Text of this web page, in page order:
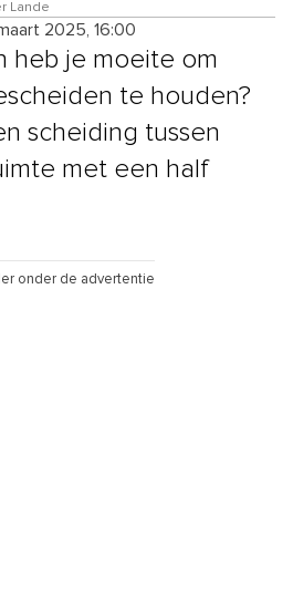
Lande
2025, 16:00
heb je moeite om
te houden?
scheiding tussen
met een half
onder de advertentie